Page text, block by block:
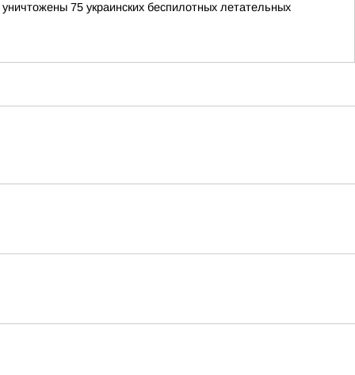
75 украинских беспилотных летательных